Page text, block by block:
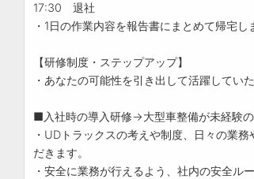
17:30 退社
・1日の作業内容を報告書にまとめて帰宅し
【研修制度・ステップアップ】
・あなたの可能性を引き出して活躍してい
■入社時の導入研修→大型車整備が未経験の
・UDトラックスの考えや制度、日々の業
だきます。
・安全に業務が行えるよう、社内の安全ル